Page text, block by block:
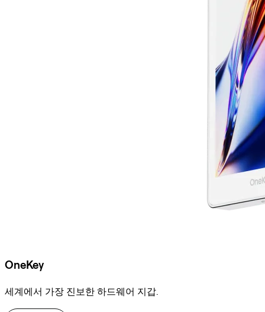
OneKey
세계에서 가장 진보한 하드웨어 지갑.